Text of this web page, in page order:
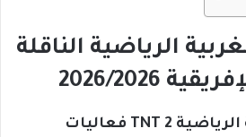
الرياضية الناقلة
2026/2026
تبث القناة المغربية الرياضية 2 TNT فعاليات